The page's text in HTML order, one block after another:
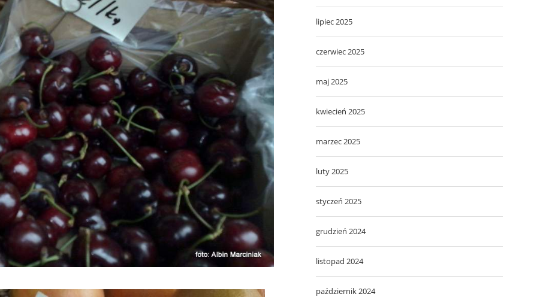
lipiec 2025
czerwiec 2025
maj 2025
kwiecień 2025
marzec 2025
luty 2025
styczeń 2025
grudzień 2024
listopad 2024
październik 2024